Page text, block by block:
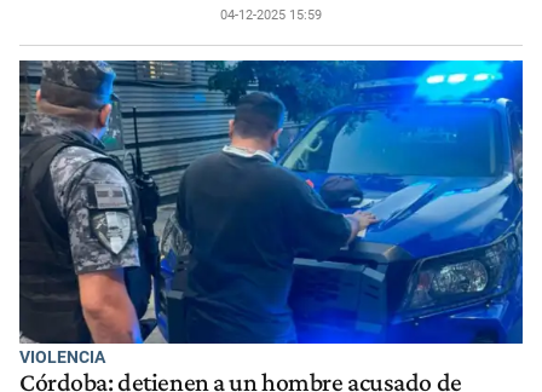
04-12-2025 15:59
VIOLENCIA
Córdoba: detienen a un hombre acusado de